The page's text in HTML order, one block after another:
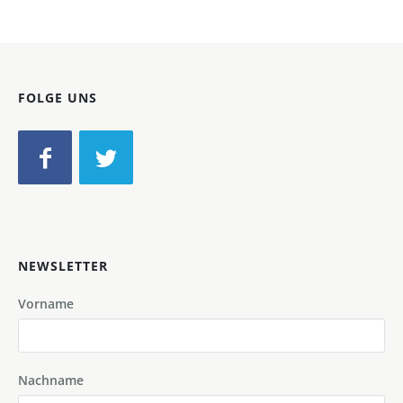
FOLGE UNS
NEWSLETTER
Vorname
Nachname